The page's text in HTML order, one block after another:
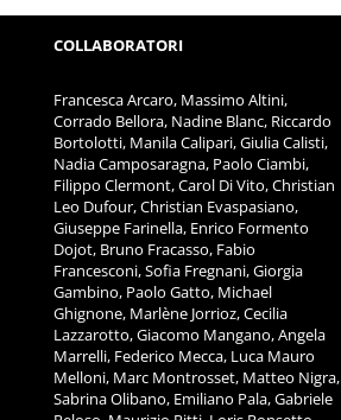
COLLABORATORI
Francesca Arcaro, Massimo Altini,
Corrado Bellora, Nadine Blanc, Riccardo
Bortolotti, Manila Calipari, Giulia Calisti,
Nadia Camposaragna, Paolo Ciambi,
Filippo Clermont, Carol Di Vito, Christian
Leo Dufour, Christian Evaspasiano,
Giuseppe Farinella, Enrico Formento
Dojot, Bruno Fracasso, Fabio
Francesconi, Sofia Fregnani, Giorgia
Gambino, Paolo Gatto, Michael
Ghignone, Marlène Jorrioz, Cecilia
Lazzarotto, Giacomo Mangano, Angela
Marrelli, Federico Mecca, Luca Mauro
Melloni, Marc Montrosset, Matteo Nigra,
Sabrina Olibano, Emiliano Pala, Gabriele